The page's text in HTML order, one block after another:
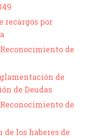
recargos por
Reconocimiento de
de
de Deudas
Reconocimiento de
de los haberes de